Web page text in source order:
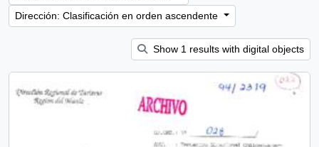
Dirección: Clasificación en orden ascendente
Show 1 results with digital objects